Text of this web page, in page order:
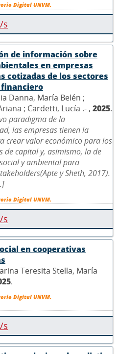
Digital UNVM.
s
de información sobre
en empresas
cotizadas de los sectores
Danna, María Belén ;
; Cardetti, Lucía .- , 2025.
paradigma de la
las empresas tienen la
crear valor económico para los
de capital y, asimismo, la de
y ambiental para
y Sheth, 2017).
Digital UNVM.
s
en cooperativas
Teresita Stella, María
.
Digital UNVM.
s